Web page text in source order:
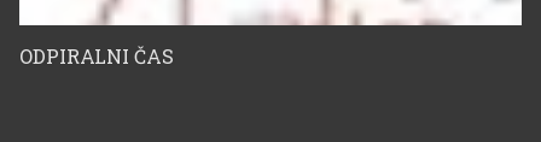
ODPIRALNI ČAS